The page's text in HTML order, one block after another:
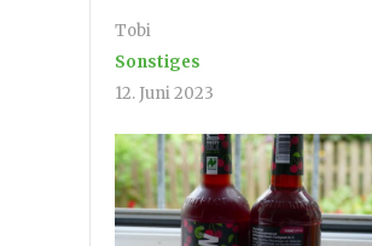
Tobi
Sonstiges
12. Juni 2023